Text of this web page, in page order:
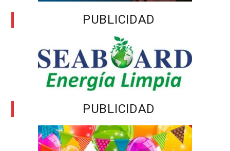
PUBLICIDAD
PUBLICIDAD